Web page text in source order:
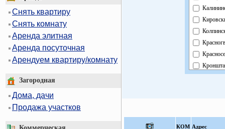
Снять квартиру
Снять комнату
Аренда элитная
Аренда посуточная
Арендуем квартиру/комнату
Загородная
Дома, дачи
Продажа участков
КOМ Адрес